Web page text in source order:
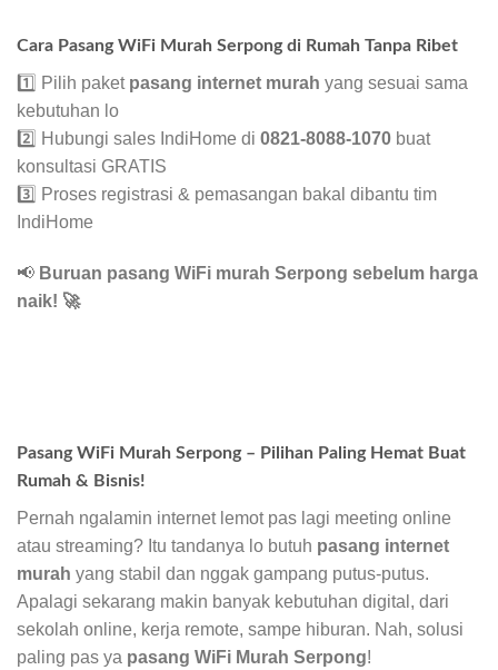
Cara Pasang WiFi Murah Serpong di Rumah Tanpa Ribet
1️⃣ Pilih paket pasang internet murah yang sesuai sama
kebutuhan lo
2️⃣ Hubungi sales IndiHome di 0821-8088-1070 buat
konsultasi GRATIS
3️⃣ Proses registrasi & pemasangan bakal dibantu tim
IndiHome
📢 Buruan pasang WiFi murah Serpong sebelum harga
naik! 🚀
Pasang WiFi Murah Serpong – Pilihan Paling Hemat Buat
Rumah & Bisnis!
Pernah ngalamin internet lemot pas lagi meeting online
atau streaming? Itu tandanya lo butuh pasang internet
murah yang stabil dan nggak gampang putus-putus.
Apalagi sekarang makin banyak kebutuhan digital, dari
sekolah online, kerja remote, sampe hiburan. Nah, solusi
paling pas ya pasang WiFi Murah Serpong!